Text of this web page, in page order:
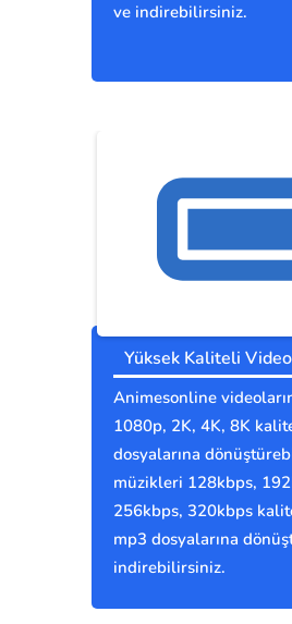
ve indirebilirsiniz.
Yüksek Kaliteli
Animesonline
1080p, 2K, 4K, 8K
dosyalarına
müzikleri 128kbps,
256kbps, 320kbps
mp3 dosyalarına
indirebilirsiniz.